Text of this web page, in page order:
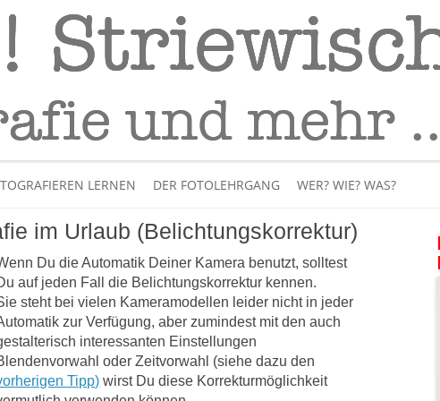
– Fotografieren lernen
zur Fotografie
to
LERNEN DER FOTOLEHRGANG WER? WIE? WAS?
ÜBER MICH
BÜCHER
PANORAMAFOTOGRAFIE
im Urlaub (Belichtungskorrektur)
Du die Automatik Deiner Kamera benutzt, solltest
auf jeden Fall die Belichtungskorrektur kennen.
steht bei vielen Kameramodellen leider nicht in jeder
zur Verfügung, aber zumindest mit den auch
interessanten Einstellungen
oder Zeitvorwahl (siehe dazu den
Tipp) wirst Du diese Korrekturmöglichkeit